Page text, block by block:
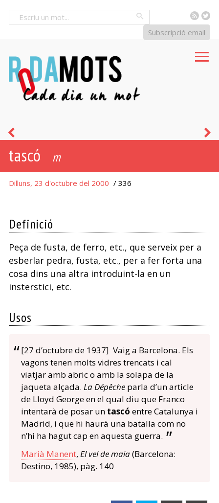
RSS
Subscripció email
tascó m
Dilluns, 23 d'octubre del 2000 / 336
Definició
Peça de fusta, de ferro, etc., que serveix per a
esberlar pedra, fusta, etc., per a fer forta una
cosa dins una altra introduint-la en un
insterstici, etc.
Usos
[27 d’octubre de 1937] Vaig a Barcelona. Els
vagons tenen molts vidres trencats i cal
viatjar amb abric o amb la solapa de la
jaqueta alçada. La Dépêcheparla d’un article
de Lloyd George en el qual diu que Franco
intentarà de posar un tascó entre Catalunya i
Madrid, i que hi haurà una batalla com no
n’hi ha hagut cap en aquesta guerra.
Marià Manent, El vel de maia(Barcelona:
Destino, 1985), pàg. 140
secallós
-
osa